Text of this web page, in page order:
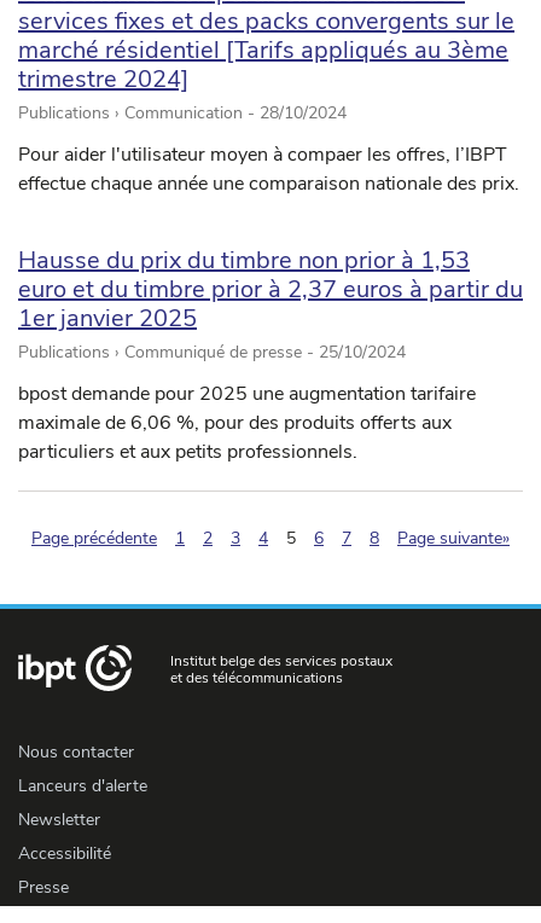
services fixes et des packs convergents sur le
marché résidentiel [Tarifs appliqués au 3ème
trimestre 2024]
Publications › Communication - 28/10/2024
Pour aider l'utilisateur moyen à compaer les offres, l’IBPT
effectue chaque année une comparaison nationale des prix.
Hausse du prix du timbre non prior à 1,53
euro et du timbre prior à 2,37 euros à partir du
1er janvier 2025
Publications › Communiqué de presse - 25/10/2024
bpost demande pour 2025 une augmentation tarifaire
maximale de 6,06 %, pour des produits offerts aux
particuliers et aux petits professionnels.
Page précédente 1 2 3 4 5(pagination.current)
6 7 8 Page suivante»
Institut belge des services postaux
et des télécommunications
Nous contacter
Lanceurs d'alerte
Newsletter
Accessibilité
Presse